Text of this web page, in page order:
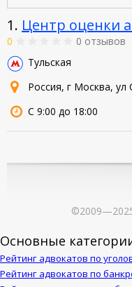
1. Центр оценки
0
0 отзывов
Тульская
Россия, г Москва, ул
С 9:00 до 18:00
Основные
Рейтинг адвокатов по
Рейтинг адвокатов по